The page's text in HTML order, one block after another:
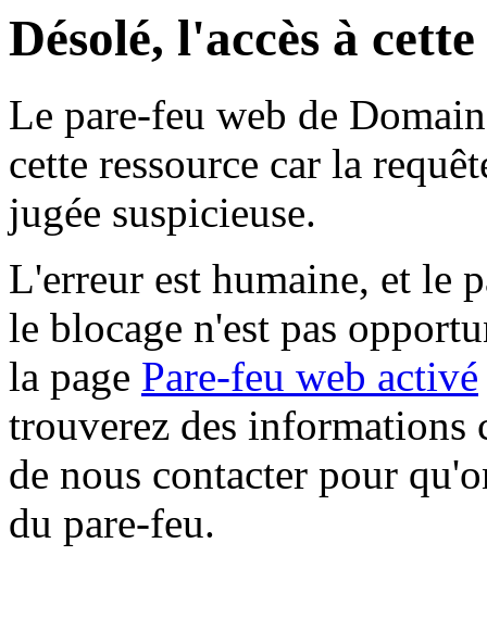
Désolé, l'accès à
Le pare-feu web de
cette ressource car la
jugée suspicieuse.
L'erreur est humaine, et le
le blocage n'est pas
la page Pare-feu web activé
trouverez des informations
de nous contacter pour
du pare-feu.